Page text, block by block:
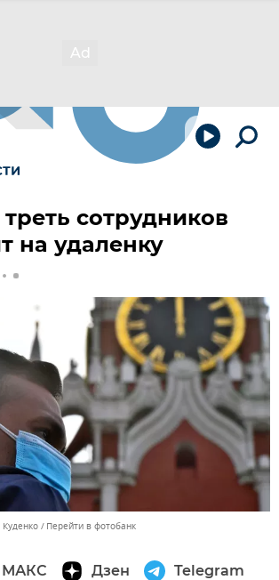
сотрудников
на удаленку
Перейти в фотобанк
МАКС Дзен Telegram